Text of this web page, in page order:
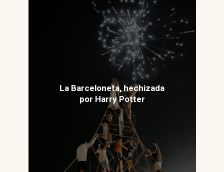
La Barceloneta, hechizada
por Harry Potter